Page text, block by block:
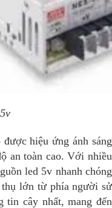
hiệu ứng ánh sáng
an toàn cao. Với nhiều
led 5v nhanh chóng
lớn từ phía người sử
tin cây nhất, mang đến